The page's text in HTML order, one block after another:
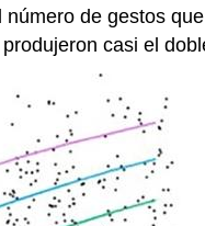
de gestos
casi el